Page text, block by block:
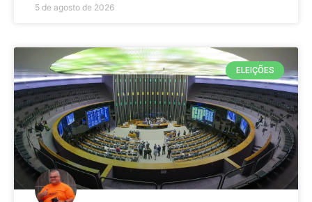
5 de agosto de 2026
ELEIÇÕES